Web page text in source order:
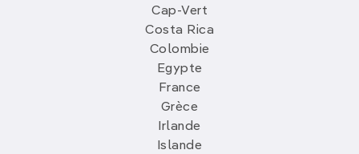
Cap-Vert
Costa Rica
Colombie
Egypte
France
Grèce
Irlande
Islande